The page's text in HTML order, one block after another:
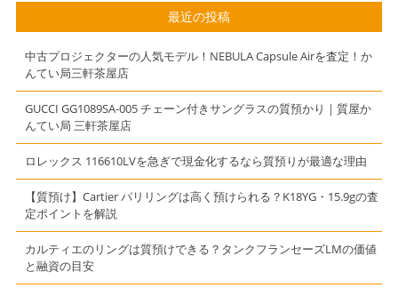
ビルマンラベ
ル 質屋 かん
てい局 三軒茶
屋店（東急世田
谷線上町駅から
お越しのお客様
より買取させて
頂きました）
【かんてい局】
【三軒茶屋】
【東急世田谷線
のお客様から買
取】
最近の投稿
中古プロジェクターの人気モデル！NEBULA Capsule Airを査定！か
んてい局三軒茶屋店
GUCCI GG1089SA-005 チェーン付きサングラスの質預かり｜質屋か
んてい局 三軒茶屋店
ロレックス 116610LVを急ぎで現金化するなら質預りが最適な理由
【質預け】Cartier パリリングは高く預けられる？K18YG・15.9gの査
定ポイントを解説
カルティエのリングは質預けできる？タンクフランセーズLMの価値
と融資の目安